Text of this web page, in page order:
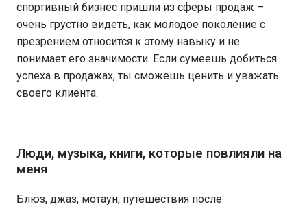
спортивный бизнес пришли из сферы продаж –
очень грустно видеть, как молодое поколение с
презрением относится к этому навыку и не
понимает его значимости. Если сумеешь добиться
успеха в продажах, ты сможешь ценить и уважать
своего клиента.
Люди, музыка, книги, которые повлияли на
меня
Блюз, джаз, мотаун, путешествия после